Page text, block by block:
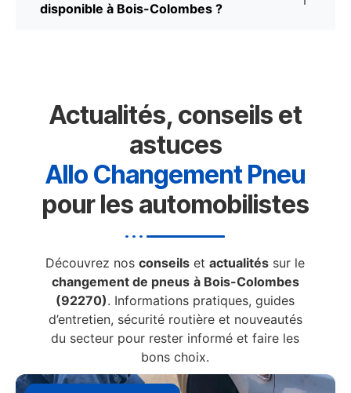
disponible à Bois-Colombes ?
Actualités, conseils et
astuces
Allo Changement Pneu
pour les automobilistes
Découvrez nosconseils etactualités sur le
changement de pneus à Bois-Colombes
(92270). Informations pratiques, guides
d’entretien, sécurité routière et nouveautés
du secteur pour rester informé et faire les
bons choix.